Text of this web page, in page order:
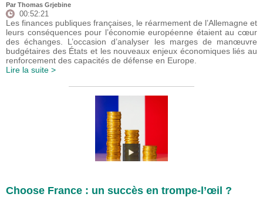
Par Thomas Grjebine
00:52:21
Les finances publiques françaises, le réarmement de l’Allemagne et
leurs conséquences pour l’économie européenne étaient au cœur
des échanges. L’occasion d’analyser les marges de manœuvre
budgétaires des États et les nouveaux enjeux économiques liés au
renforcement des capacités de défense en Europe.
Lire la suite >
Choose France : un succès en trompe-l’œil ?